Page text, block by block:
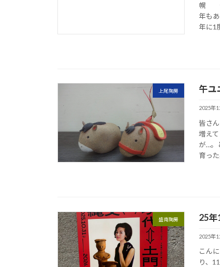
幌 今
年も
年に1
上尾陶房 午ユ
2025年
皆さ
増え
が…。
育っ
盛南陶房 25年
2025年
こん
り、